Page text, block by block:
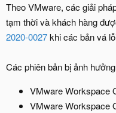
Theo VMware, các giải
tạm thời và khách hàng
2020-0027khi các bản vá
Các phiên bản bị ảnh
VMware Workspace
VMware Workspace